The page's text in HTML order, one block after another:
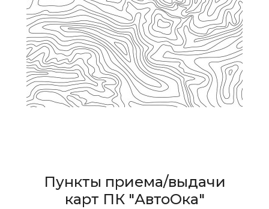
Пункты приема/выдачи
карт ПК "АвтоОка"